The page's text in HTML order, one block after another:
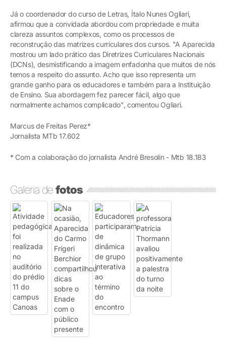
Já o coordenador do curso de Letras, Ítalo Nunes Ogliari,
afirmou que a convidada abordou com propriedade e muita
clareza assuntos complexos, como os processos de
reconstrução das matrizes curriculares dos cursos. "A Aparecida
mostrou um lado prático das Diretrizes Curriculares Nacionais
(DCNs), desmistificando a imagem enfadonha que muitos de nós
temos a respeito do assunto. Acho que isso representa um
grande ganho para os educadores e também para a Instituição
de Ensino. Sua abordagem fez parecer fácil, algo que
normalmente achamos complicado", comentou Ogliari.
Marcus de Freitas Perez*
Jornalista MTb 17.602
* Com a colaboração do jornalista André Bresolin - Mtb 18.183
Galeria defotos